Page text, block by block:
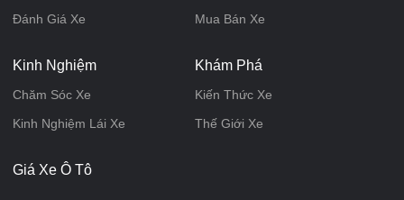
Đánh Giá Xe
Mua Bán Xe
Kinh Nghiệm
Chăm Sóc Xe
Kinh Nghiệm Lái Xe
Khám Phá
Kiến Thức Xe
Thế Giới Xe
Giá Xe Ô Tô